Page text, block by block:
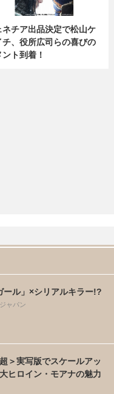
ネチア出品決定で松山ケ
チ、役所広司らの喜びの
ント到着！
ル」×シリアルキラー!?
ャパン
＞実写版でスケールアッ
ヒロイン・モアナの魅力